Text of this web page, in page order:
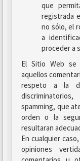
que
registrada
no sólo, el
a
proceder a
El Sitio Web
aquellos
respeto a la
spamming, que
orden o la
resultaran
En cualquier
opiniones